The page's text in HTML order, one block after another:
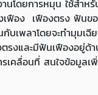
นโดยการหมุน ใช้สำ
ฟือง เฟืองตรง ฟันขอ
บเพลาโดยจะทำมุมเ
รงและมีฟันเฟืองอยู่ด้
เคลื่อนที่ สนใจข้อมูล